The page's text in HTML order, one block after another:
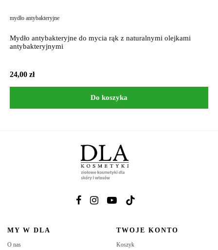
mydło antybakteryjne
Mydło antybakteryjne do mycia rąk z naturalnymi olejkami
antybakteryjnymi
24,00 zł
Do koszyka
MY W DLA
O nas
TWOJE KONTO
Koszyk